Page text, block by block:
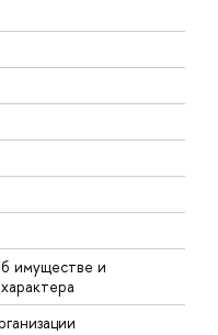
имуществе и